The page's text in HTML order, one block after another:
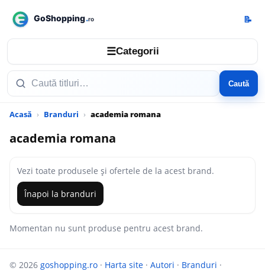
☰Categorii
Caută
📝
Acasă Branduri academia romana
academia romana
Vezi toate produsele și ofertele de la acest brand.
Înapoi la branduri
Momentan nu sunt produse pentru acest brand.
© 2026 goshopping.ro · Harta site · Autori · Branduri ·